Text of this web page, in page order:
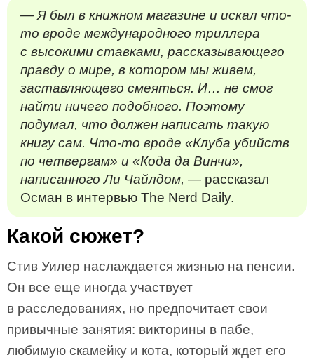
— Я был в книжном магазине и искал что-
то вроде международного триллера
с высокими ставками, рассказывающего
правду о мире, в котором мы живем,
заставляющего смеяться. И… не смог
найти ничего подобного. Поэтому
подумал, что должен написать такую
книгу сам. Что-то вроде «Клуба убийств
по четвергам» и «Кода да Винчи»,
написанного Ли Чайлдом, — рассказал
Осман в интервью The Nerd Daily.
Какой сюжет?
Стив Уилер наслаждается жизнью на пенсии.
Он все еще иногда участвует
в расследованиях, но предпочитает свои
привычные занятия: викторины в пабе,
любимую скамейку и кота, который ждет его